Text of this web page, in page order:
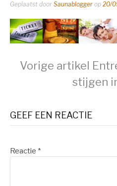
Geplaatst door Saunablogger op 20/
Verder
lezen
Vorige artikel
stijgen
GEEF EEN REACTIE
Reactie *